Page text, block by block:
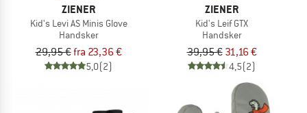
ZIENER
Kid's Levi AS Minis Glove
Handsker
29,95 €fra 23,36 €
5,0(2)
ZIENER
Kid's Leif GTX
Handsker
39,95 € 31,16 €
4,5(2)